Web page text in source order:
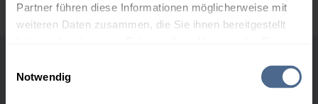
Partner führen diese Informationen möglicherweise mit
weiteren Daten zusammen, die Sie ihnen bereitgestellt
Notwendig
Höchst- und Tiefststände der